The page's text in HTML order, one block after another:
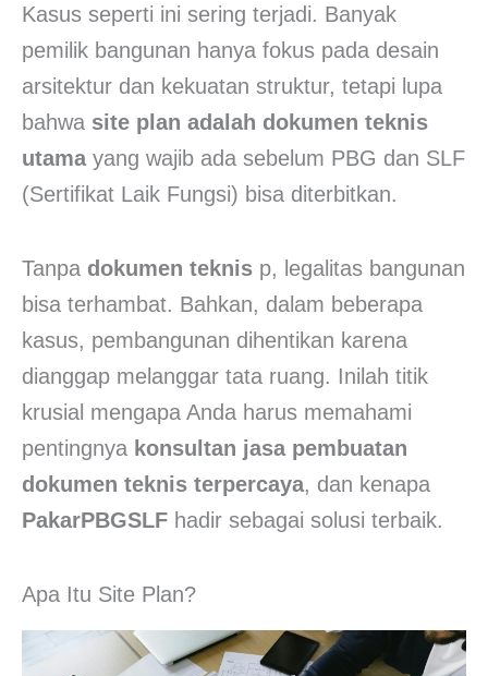
Kasus seperti ini sering terjadi. Banyak
pemilik bangunan hanya fokus pada desain
arsitektur dan kekuatan struktur, tetapi lupa
bahwa site plan adalah dokumen teknis
utamayang wajib ada sebelum PBG dan SLF
(Sertifikat Laik Fungsi) bisa diterbitkan.
Tanpa dokumen teknis p, legalitas bangunan
bisa terhambat. Bahkan, dalam beberapa
kasus, pembangunan dihentikan karena
dianggap melanggar tata ruang. Inilah titik
krusial mengapa Anda harus memahami
pentingnya konsultan jasa pembuatan
dokumen teknis terpercaya, dan kenapa
PakarPBGSLF hadir sebagai solusi terbaik.
Apa Itu Site Plan?